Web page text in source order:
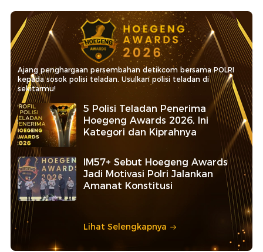
Ajang penghargaan persembahan detikcom bersama POLRI
kepada sosok polisi teladan. Usulkan polisi teladan di
sekitarmu!
5 Polisi Teladan Penerima
Hoegeng Awards 2026, Ini
Kategori dan Kiprahnya
IM57+ Sebut Hoegeng Awards
Jadi Motivasi Polri Jalankan
Amanat Konstitusi
Lihat Selengkapnya